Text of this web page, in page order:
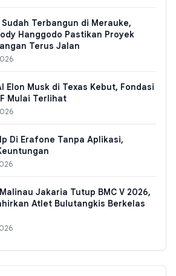
Terbangun di Merauke,
Hanggodo Pastikan Proyek
Terus Jalan
Elon Musk di Texas Kebut, Fondasi
Mulai Terlihat
Di Erafone Tanpa Aplikasi,
Jakaria Tutup BMC V 2026,
Atlet Bulutangkis Berkelas